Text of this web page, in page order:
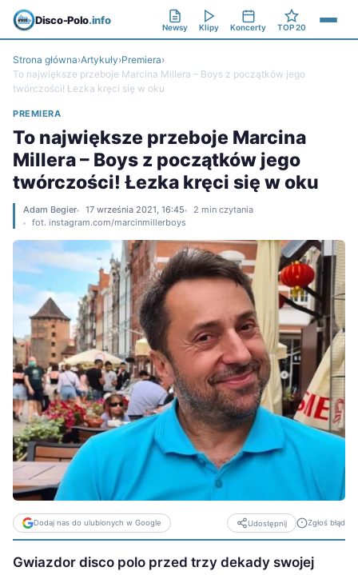
Disco-Polo.info
Newsy Klipy Koncerty TOP 20
Strona główna›Artykuły›Premiera›
To największe przeboje Marcina Millera – Boys z początków jego
twórczości! Łezka kręci się w oku
PREMIERA
To największe przeboje Marcina
Millera – Boys z początków jego
twórczości! Łezka kręci się w oku
Adam Begier 17 września 2021, 16:45
2 min czytania
fot. instagram.com/marcinmillerboys
Dodaj nas do ulubionych w Google Udostępnij Zgłoś błąd
Gwiazdor disco polo przed trzy dekady swojej